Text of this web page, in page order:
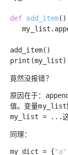
def add_item()
add_item()
竟然没报错？
原因在于：
值。变量my_list
my_list = ...
同理：
my_dict = {"a"